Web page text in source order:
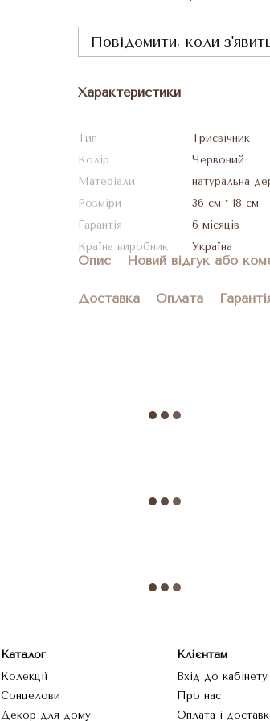
Повідомити, коли
Характеристики
Тип
Трисвічник
Колір
Червоний
Матеріали
натуральна
Розміри
36 см * 18 см
Гарантія
6 місяців
Країна виробник
Україна
Опис Новий відгук або
Доставка Оплата
Каталог
Колекції
Сонцелови
Декор для дому
Клієнтам
Вхід до кабінету
Про нас
Оплата і